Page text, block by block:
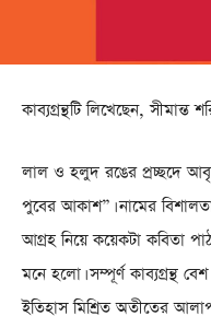
কাব্যগ্রন্থটি লিখেছেন, সীমান্ত
লাল ও হলুদ রঙের প্রচ্ছদে
পুবের আকাশ”। নামের
আগ্রহ নিয়ে কয়েকটা কবিতা
মনে হলো। সম্পূর্ণ কাব্যগ্রন্থ
ইতিহাস মিশ্রিত অতীতের